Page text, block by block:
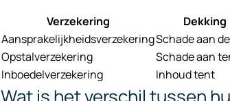
Verzekering Dekking
AansprakelijkheidsverzekeringSchade aan
Opstalverzekering
Schade aan
Inboedelverzekering
Inhoud tent